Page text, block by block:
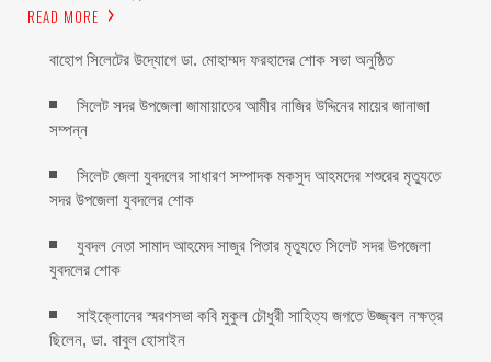
READ MORE
বাহোপ সিলেটের উদ্যোগে ডা. মোহাম্মদ ফরহাদের শোক সভা অনুষ্ঠিত
সিলেট সদর উপজেলা জামায়াতের আমীর নাজির উদ্দিনের মায়ের জানাজা
সম্পন্ন
সিলেট জেলা যুবদলের সাধারণ সম্পাদক মকসুদ আহমদের শশুরের মৃত্যুতে
সদর উপজেলা যুবদলের শোক
যুবদল নেতা সামাদ আহমেদ সাজুর পিতার মৃত্যুতে সিলেট সদর উপজেলা
যুবদলের শোক
সাইক্লোনের স্মরণসভা কবি মুকুল চৌধুরী সাহিত্য জগতে উজ্জ্বল নক্ষত্র
ছিলেন, ডা. বাবুল হোসাইন